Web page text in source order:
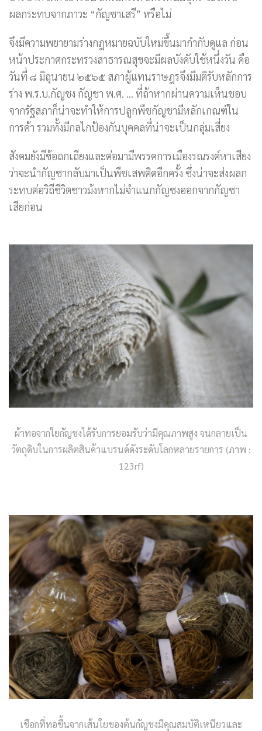
ผลกระทบจากภาวะ “กัญชาเสรี” หรือไม่
จึงมีความพยายามร่างกฎหมายฉบับใหม่ขึ้นมากำกับดูแล ก่อน
หน้าประกาศกระทรวงสาธารณสุขจะมีผลบังคับใช้หนึ่งวัน คือ
วันที่ ๘ มิถุนายน ๒๕๖๕ สภาผู้แทนราษฎรจึงมีมติรับหลักการ
ร่าง พ.ร.บ.กัญชง กัญชา พ.ศ. … ที่ถ้าหากผ่านความเห็นชอบ
จากรัฐสภาก็น่าจะทำให้การปลูกพืชกัญชามีหลักเกณฑ์ใน
การค้า รวมทั้งมีกลไกป้องกันบุคคลที่น่าจะเป็นกลุ่มเสี่ยง
สังคมยังมีข้อถกเถียงและต่อมามีพรรคการเมืองรณรงค์หาเสียง
ว่าจะนำกัญชากลับมาเป็นพืชเสพติดอีกครั้ง ซึ่งน่าจะส่งผลก
ระทบต่อวิถีชีวิตชาวม้งหากไม่จำแนกกัญชงออกจากกัญชา
เสียก่อน
ผ้าทอจากใยกัญชงได้รับการยอมรับว่ามีคุณภาพสูง จนกลายเป็น
วัตถุดิบในการผลิตสินค้าแบรนด์ดังระดับโลกหลายรายการ (ภาพ :
123rf)
เชือกที่ทอขึ้นจากเส้นใยของต้นกัญชงมีคุณสมบัติเหนียวและ